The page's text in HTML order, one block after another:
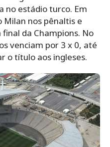
no estádio turco. Em
Milan nos pênaltis e
da Champions. No
venciam por 3 x 0, até
o título aos ingleses.